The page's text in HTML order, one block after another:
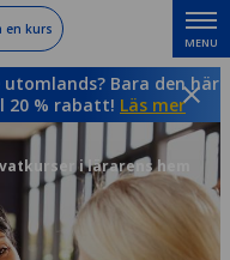
en kurs
MENU
Bara den här
20 % rabatt! Läs mer
i lärarens hem